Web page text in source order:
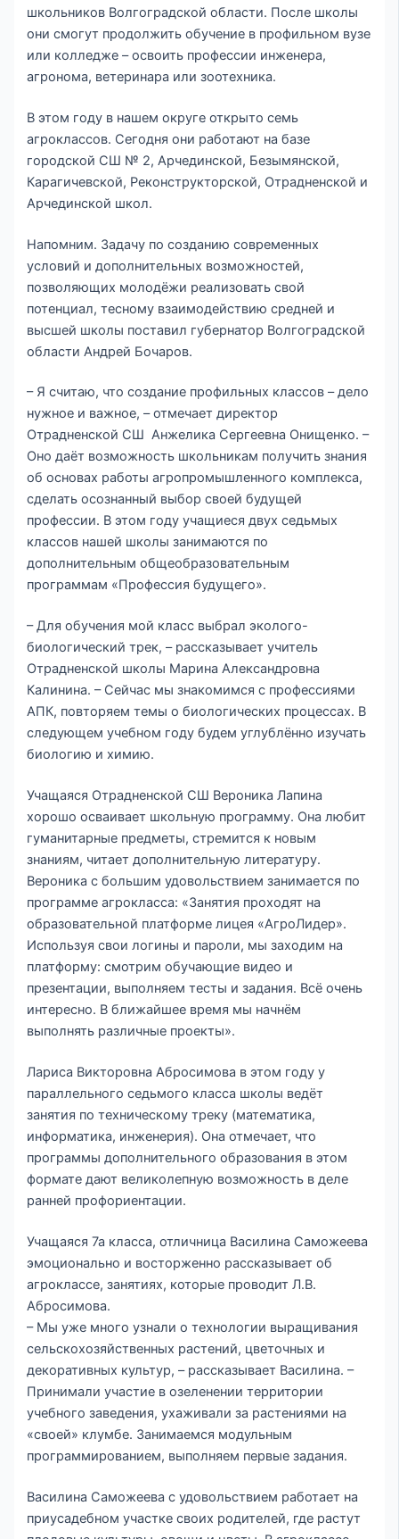
школьников Волгоградской области. После школы
они смогут продолжить обучение в профильном вузе
или колледже – освоить профессии инженера,
агронома, ветеринара или зоотехника.
В этом году в нашем округе открыто семь
агроклассов. Сегодня они работают на базе
городской СШ № 2, Арчединской, Безымянской,
Карагичевской, Реконструкторской, Отрадненской и
Арчединской школ.
Напомним. Задачу по созданию современных
условий и дополнительных возможностей,
позволяющих молодёжи реализовать свой
потенциал, тесному взаимодействию средней и
высшей школы поставил губернатор Волгоградской
области Андрей Бочаров.
– Я считаю, что создание профильных классов – дело
нужное и важное, – отмечает директор
Отрадненской СШ Анжелика Сергеевна Онищенко. –
Оно даёт возможность школьникам получить знания
об основах работы агропромышленного комплекса,
сделать осознанный выбор своей будущей
профессии. В этом году учащиеся двух седьмых
классов нашей школы занимаются по
дополнительным общеобразовательным
программам «Профессия будущего».
– Для обучения мой класс выбрал эколого-
биологический трек, – рассказывает учитель
Отрадненской школы Марина Александровна
Калинина. – Сейчас мы знакомимся с профессиями
АПК, повторяем темы о биологических процессах. В
следующем учебном году будем углублённо изучать
биологию и химию.
Учащаяся Отрадненской СШ Вероника Лапина
хорошо осваивает школьную программу. Она любит
гуманитарные предметы, стремится к новым
знаниям, читает дополнительную литературу.
Вероника с большим удовольствием занимается по
программе агрокласса: «Занятия проходят на
образовательной платформе лицея «АгроЛидер».
Используя свои логины и пароли, мы заходим на
платформу: смотрим обучающие видео и
презентации, выполняем тесты и задания. Всё очень
интересно. В ближайшее время мы начнём
выполнять различные проекты».
Лариса Викторовна Абросимова в этом году у
параллельного седьмого класса школы ведёт
занятия по техническому треку (математика,
информатика, инженерия). Она отмечает, что
программы дополнительного образования в этом
формате дают великолепную возможность в деле
ранней профориентации.
Учащаяся 7а класса, отличница Василина Саможеева
эмоционально и восторженно рассказывает об
агроклассе, занятиях, которые проводит Л.В.
Абросимова.
– Мы уже много узнали о технологии выращивания
сельскохозяйственных растений, цветочных и
декоративных культур, – рассказывает Василина. –
Принимали участие в озеленении территории
учебного заведения, ухаживали за растениями на
«своей» клумбе. Занимаемся модульным
программированием, выполняем первые задания.
Василина Саможеева с удовольствием работает на
приусадебном участке своих родителей, где растут